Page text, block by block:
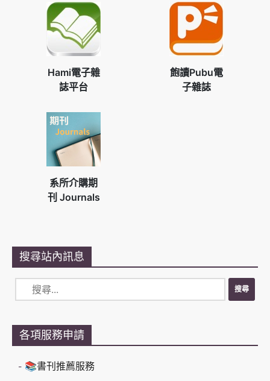
搜尋站內訊息
各項服務申請
📚書刊推薦服務
Hami電子雜
誌平台
飽讀Pubu電
子雜誌
系所介購期
刊 Journals